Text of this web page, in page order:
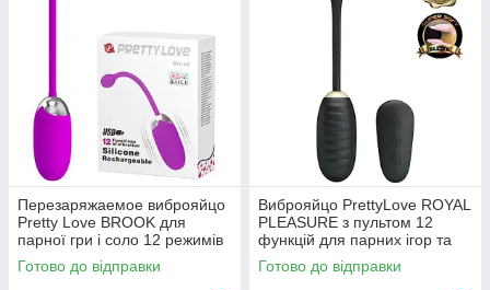
Перезаряжаемое виброяйцо
Pretty Love BROOK для
парної гри і соло 12 режимів
водонепроникне
Готово до відправки
Виброяйцо PrettyLove ROYAL
PLEASURE з пультом 12
функцій для парних ігор та
інтимного задоволення
Готово до відправки